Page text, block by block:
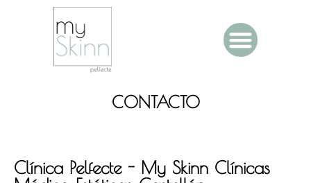
CONTACTO
Clínica Pelfecte - My Skinn Clínicas